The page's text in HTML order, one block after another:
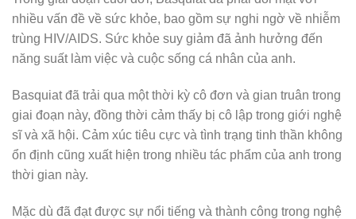
nhiều vấn đề về sức khỏe, bao gồm sự nghi ngờ về nhiễm
trùng HIV/AIDS. Sức khỏe suy giảm đã ảnh hưởng đến
năng suất làm việc và cuộc sống cá nhân của anh.
Basquiat đã trải qua một thời kỳ cô đơn và gian truân trong
giai đoạn này, đồng thời cảm thấy bị cô lập trong giới nghệ
sĩ và xã hội. Cảm xúc tiêu cực và tình trạng tinh thần không
ổn định cũng xuất hiện trong nhiều tác phẩm của anh trong
thời gian này.
Mặc dù đã đạt được sự nổi tiếng và thành công trong nghệ